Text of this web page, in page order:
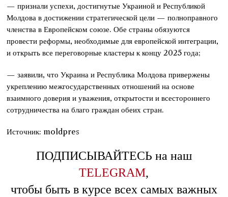
— признали успехи, достигнутые Украиной и Республикой
Молдова в достижении стратегической цели — полноправного
членства в Европейском союзе. Обе страны обязуются
провести реформы, необходимые для европейской интеграции,
и открыть все переговорные кластеры к концу 2025 года;
— заявили, что Украина и Республика Молдова привержены
укреплению межгосударственных отношений на основе
взаимного доверия и уважения, открытости и всестороннего
сотрудничества на благо граждан обеих стран.
Источник: moldpres
ПОДПИСЫВАЙТЕСЬ на наш
TELEGRAM,
чтобы быть в курсе всех самых важных